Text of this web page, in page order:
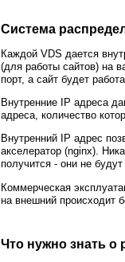
Система
Каждой VDS дается
(для работы сайтов) на
порт, а сайт будет
Внутренние IP адреса
адреса, количество
Внутренний IP адрес
акселератор (nginx).
получится - они не
Коммерческая
на внешний происходит
Что нужно знать о